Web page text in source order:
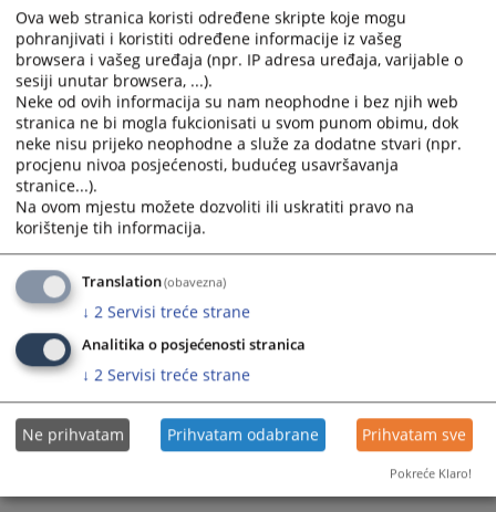
Ova web stranica koristi određene skripte koje mogu
pohranjivati i koristiti određene informacije iz vašeg
browsera i vašeg uređaja (npr. IP adresa uređaja, varijable o
sesiji unutar browsera, ...).
Neke od ovih informacija su nam neophodne i bez njih web
stranica ne bi mogla fukcionisati u svom punom obimu, dok
neke nisu prijeko neophodne a služe za dodatne stvari (npr.
procjenu nivoa posjećenosti, budućeg usavršavanja
stranice...).
Na ovom mjestu možete dozvoliti ili uskratiti pravo na
korištenje tih informacija.
Translation(obavezna)
↓ 2 Servisi treće strane
Analitika o posjećenosti stranica
↓ 2 Servisi treće strane
Ne prihvatam Prihvatam odabrane Prihvatam sve
Pokreće Klaro!